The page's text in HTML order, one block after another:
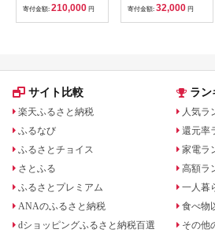
寄付金額: 210,000 円 寄付金額: 32,000 円
サイト比較
楽天ふるさと納税
ふるなび
ふるさとチョイス
さとふる
ふるさとプレミアム
ANAのふるさと納税
dショッピングふるさと納税百選
ラン
人気ラ
還元率
家電ラ
高額ラ
一人暮
食べ物
その他